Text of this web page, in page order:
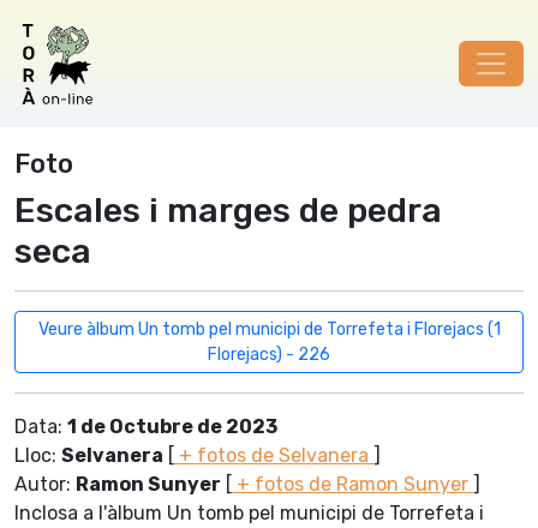
Foto
Escales i marges de pedra
seca
Veure àlbum Un tomb pel municipi de Torrefeta i Florejacs (1
Florejacs) - 226
Data: 1 de Octubre de 2023
Lloc: Selvanera [ + fotos de Selvanera ]
Autor: Ramon Sunyer [ + fotos de Ramon Sunyer ]
Inclosa a l'àlbum Un tomb pel municipi de Torrefeta i